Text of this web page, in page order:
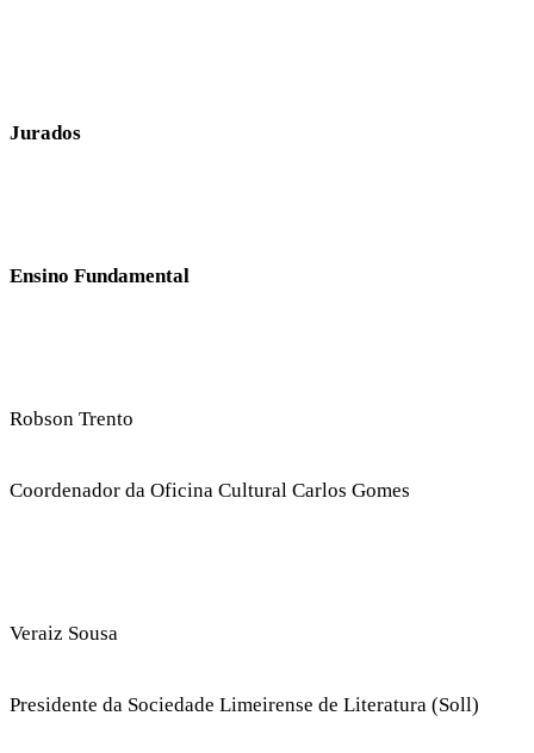
Jurados
Ensino Fundamental
Robson Trento
Coordenador da Oficina Cultural Carlos Gomes
Veraiz Sousa
Presidente da Sociedade Limeirense de Literatura (Soll)